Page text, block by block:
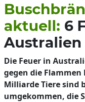
aktuell: 6
Die Feuer in
gegen die
Milliarde Tiere sind
umgekommen, die